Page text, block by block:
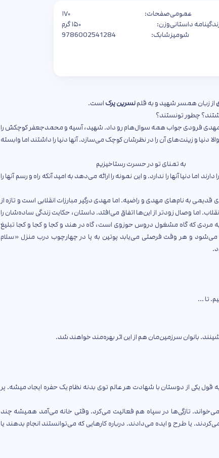
عمومی
داستانی
شومیز
صفحات:
۱۷۰
وزن:
۱۵۰ گرم
شابک:
9786002541284
از زبان همسر شهید و به قلمنسرین پرک است.
چطور تونستند؟
مهدی فرودی جواب همه سوال‌هام رو داد. شهید، آسیه و محمدجعفر کوچکش را
و زینت‌های آن را در نظرشان کوچک می‌سازد. آنها دنیا را داشتند اما وابسته
تو در حسرت رستاخیزیم
دنیا آنها را ندارد. و این نمونه را ارائه می‌دهد به امید آنکه راه و رسم آنها را
به نام‌های مهدی و راضیه. اما مهدی درگیر مبارزات انقلابی است و تازه از
اما وصال زودتر از این‌ها اتفاق می‌افتد. داستان، حکایت زندگی‌ ساده‌شان را
مردی که گاه مشغول دروس حوزوی است، گاه در هند و کجا و کجا و کجا تبلیغ
و هر وقت فرصتی می‌یابد پوتین به پا در چهارچوب درب منزل «سلام
تا ...
بانوان سرزمین‌مان هم از این اثر بهره‌مند خواهند شد.
قول یکی از دوستان با شهادت هر عالم توی بدنه نظام یک حفره ایجاد میشه. پر
تازگی‌ها در سپاه هم فعالیت می‌کرد. وقتی خانه می‌آمد همیشه چند
یا طرح و ایده می‌دادند. درباره کارهایی که می‌توانستند انجام بدهند یا